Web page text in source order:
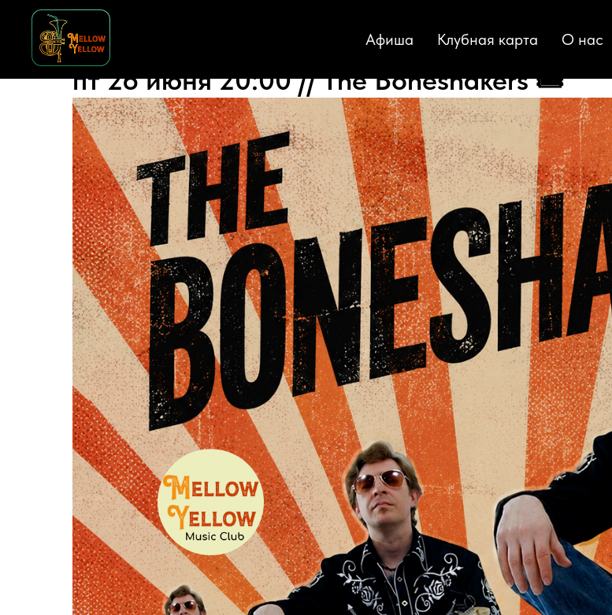
Афиша Клубная карта О нас
пт 26 июня 20:00 // The Boneshakers 🎟️